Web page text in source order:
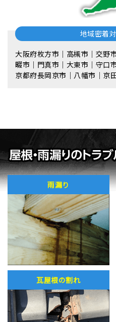
地域密着
大阪府枚方市｜高槻市｜交野
畷市｜門真市｜大東市｜守口
京都府長岡京市｜八幡市｜京
雨漏り
瓦屋根の割れ